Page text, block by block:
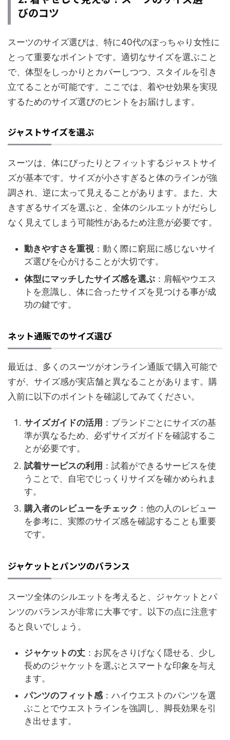
びのコツ
スーツのサイズ選びは、特に40代のぽっちゃり女性に
とって重要なポイントです。適切なサイズを選ぶこと
で、体型をしっかりとカバーしつつ、スタイルを引き
立てることが可能です。ここでは、着やせ効果を実現
するためのサイズ選びのヒントをお届けします。
ジャストサイズを選ぶ
スーツは、体にぴったりとフィットするジャストサイ
ズが基本です。サイズが小さすぎると体のラインが強
調され、逆に太って見えることがあります。また、大
きすぎるサイズを選ぶと、全体のシルエットがだらし
なく見えてしまう可能性があるため注意が必要です。
動きやすさを重視：動く際に窮屈に感じないサイ
ズ選びを心がけることが大切です。
体型にマッチしたサイズ感を選ぶ ：肩幅やウエス
トを意識し、体に合ったサイズを見つける事が成
功の鍵です。
ネット通販でのサイズ選び
最近は、多くのスーツがオンライン通販で購入可能で
すが、サイズ感が実店舗と異なることがあります。購
入前に以下のポイントを確認してみてください。
サイズガイドの活用 ：ブランドごとにサイズの基
準が異なるため、必ずサイズガイドを確認するこ
とが必要です。
試着サービスの利用 ：試着ができるサービスを使
うことで、自宅でじっくりサイズを確かめられま
す。
購入者のレビューをチェック ：他の人のレビュー
を参考に、実際のサイズ感を確認することも重要
です。
ジャケットとパンツのバランス
スーツ全体のシルエットを考えると、ジャケットとパ
ンツのバランスが非常に大事です。以下の点に注意す
ると良いでしょう。
ジャケットの丈 ：お尻をさりげなく隠せる、少し
長めのジャケットを選ぶとスマートな印象を与え
ます。
パンツのフィット感：ハイウエストのパンツを選
ぶことでウエストラインを強調し、脚長効果を引
き出せます。